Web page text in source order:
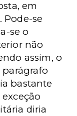
em
Pode-se
se o
não
assim, o
bastante
diria